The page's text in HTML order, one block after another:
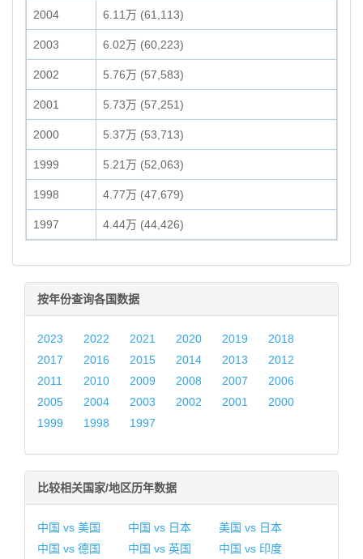
2004 6.11万 (61,113)
2003 6.02万 (60,223)
2002 5.76万 (57,583)
2001 5.73万 (57,251)
2000 5.37万 (53,713)
1999 5.21万 (52,063)
1998 4.77万 (47,679)
1997 4.44万 (44,426)
按年份查询各国数据
2023 2022 2021 2020 2019
2018
2017
2016 2015 2014 2013
2012
2011
2010 2009 2008 2007
2006
2005
2004 2003 2002 2001
2000
1999
1998 1997
比较相关国家/地区历年数据
中国 vs 美国 中国 vs 日本
美国 vs 日本
中国 vs 德国
中国 vs 英国 中国 vs 印度